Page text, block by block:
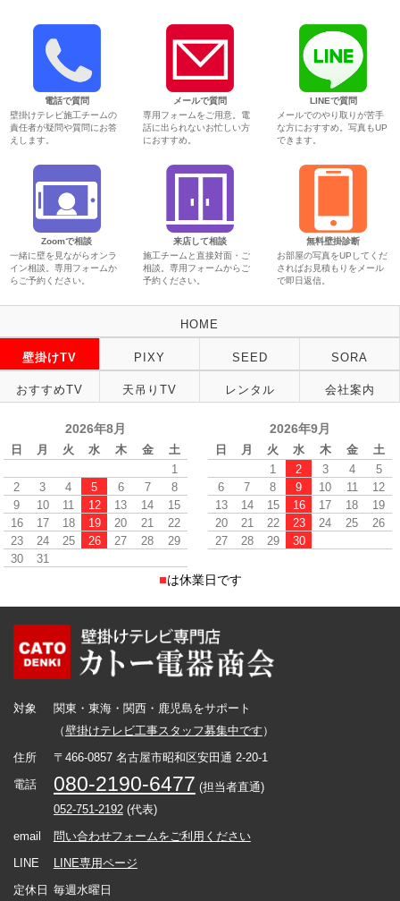
電話で質問
壁掛けテレビ施工チームの
責任者が疑問や質問にお答
えします。
メールで質問
専用フォームをご用意。電
話に出られないお忙しい方
におすすめ。
LINEで質問
メールでのやり取りが苦手
な方におすすめ。写真もUP
できます。
Zoomで相談
一緒に壁を見ながらオンラ
イン相談。専用フォームか
らご予約ください。
来店して相談
施工チームと直接対面・ご
相談。専用フォームからご
予約ください。
無料壁掛診断
お部屋の写真をUPしてくだ
さればお見積もりをメール
で即日返信。
HOME
壁掛けTV PIXY SEED SORA
おすすめTV 天吊りTV レンタル 会社案内
2026年8月
日 月 火 水 木 金
土
1
2
3 4 5 6 7
8
9
10 11 12 13 14
15
16
17 18 19 20 21
22
23
24 25 26 27 28
29
30
31
2026年9月
日 月 火 水 木 金
土
1
2 3 4
5
6
7 8 9 10 11
12
13
14 15 16 17 18
19
20
21 22 23 24 25
26
27
28 29 30
■は休業日です
対象
関東・東海・関西・鹿児島をサポート
（壁掛けテレビ工事スタッフ募集中です ）
住所
〒466-0857 名古屋市昭和区安田通 2-20-1
電話
080-2190-6477 (担当者直通)
052-751-2192(代表)
email
問い合わせフォームをご利用ください
LINE
LINE専用ページ
定休日 毎週水曜日